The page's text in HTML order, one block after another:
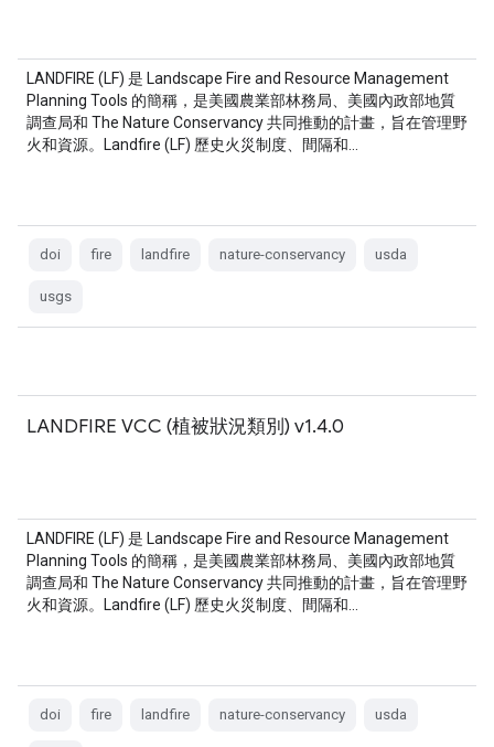
LANDFIRE (LF) 是 Landscape Fire and Resource Management
Planning Tools 的簡稱，是美國農業部林務局、美國內政部地質
調查局和 The Nature Conservancy 共同推動的計畫，旨在管理野
火和資源。Landfire (LF) 歷史火災制度、間隔和…
doi fire landfire nature-conservancy usda
usgs
LANDFIRE VCC (植被狀況類別) v1.4.0
LANDFIRE (LF) 是 Landscape Fire and Resource Management
Planning Tools 的簡稱，是美國農業部林務局、美國內政部地質
調查局和 The Nature Conservancy 共同推動的計畫，旨在管理野
火和資源。Landfire (LF) 歷史火災制度、間隔和…
doi fire landfire nature-conservancy usda